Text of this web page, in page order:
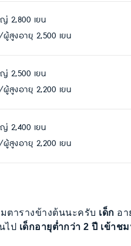
2,800 เยน
ผู้สูงอายุ 2,500 เยน
2,500 เยน
ผู้สูงอายุ 2,200 เยน
2,400 เยน
ผู้สูงอายุ 2,200 เยน
ตารางข้างต้นนะครับ เด็ก อา
ไป เด็กอายุต่ำกว่า 2 ปี เข้าช